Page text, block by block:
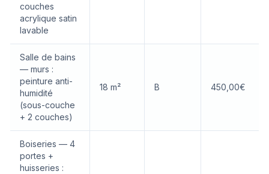
couches
acrylique satin
lavable
Salle de bains
— murs :
peinture anti-
humidité
(sous-couche
+ 2 couches)
18 m² B 450,00€
Boiseries — 4
portes +
huisseries :